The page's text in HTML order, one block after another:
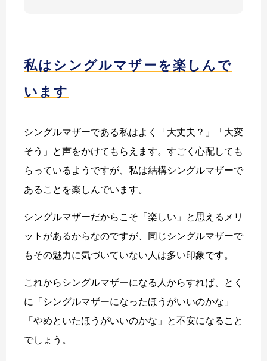
私はシングルマザーを楽しんで
います
シングルマザーである私はよく「大丈夫？」「大変
そう」と声をかけてもらえます。すごく心配しても
らっているようですが、私は結構シングルマザーで
あることを楽しんでいます。
シングルマザーだからこそ「楽しい」と思えるメリ
ットがあるからなのですが、同じシングルマザーで
もその魅力に気づいていない人は多い印象です。
これからシングルマザーになる人からすれば、とく
に「シングルマザーになったほうがいいのかな」
「やめといたほうがいいのかな」と不安になること
でしょう。